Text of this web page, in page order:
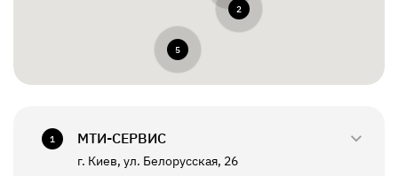
2
5
1 МТИ-СЕРВИС
г. Киев, ул. Белорусская, 26